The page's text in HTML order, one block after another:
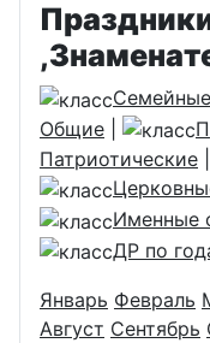
Семейные
Общие
Патриотические
Именные
ДР по
Январь Февраль
Август Сентябрь